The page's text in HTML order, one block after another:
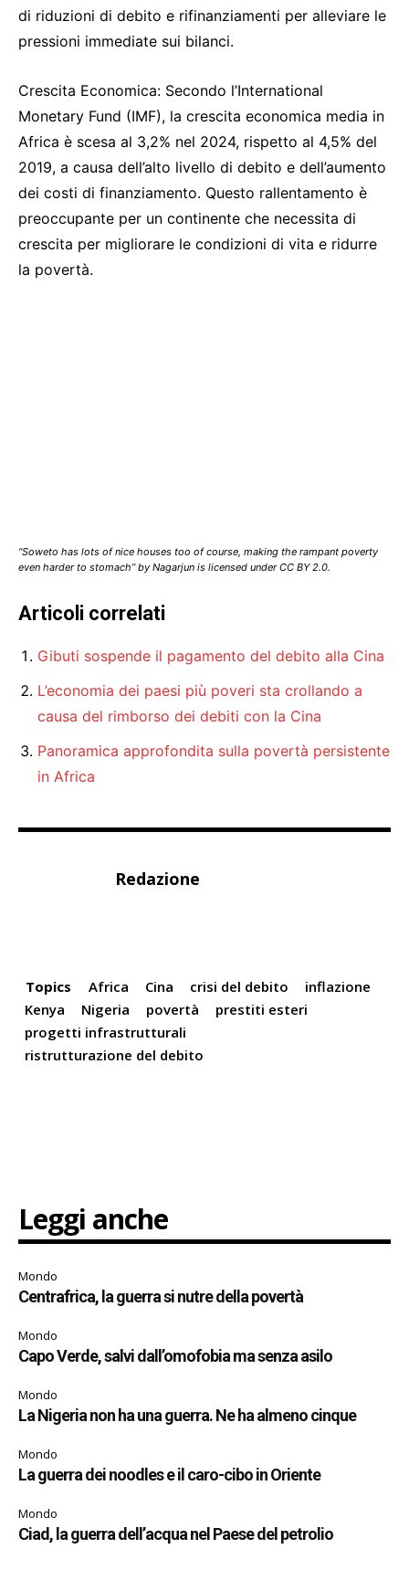
di riduzioni di debito e rifinanziamenti per alleviare le
pressioni immediate sui bilanci.
Crescita Economica: Secondo l’International
Monetary Fund (IMF), la crescita economica media in
Africa è scesa al 3,2% nel 2024, rispetto al 4,5% del
2019, a causa dell’alto livello di debito e dell’aumento
dei costi di finanziamento. Questo rallentamento è
preoccupante per un continente che necessita di
crescita per migliorare le condizioni di vita e ridurre
la povertà.
“Soweto has lots of nice houses too of course, making the rampant poverty
even harder to stomach” by Nagarjun is licensed under CC BY 2.0.
Articoli correlati
Gibuti sospende il pagamento del debito alla Cina
L’economia dei paesi più poveri sta crollando a
causa del rimborso dei debiti con la Cina
Panoramica approfondita sulla povertà persistente
in Africa
Redazione
Topics Africa Cina crisi del debito
inflazione
Kenya
Nigeria povertà
prestiti esteri
progetti infrastrutturali
ristrutturazione del debito
Leggi anche
Mondo
Centrafrica, la guerra si nutre della povertà
Mondo
Capo Verde, salvi dall’omofobia ma senza asilo
Mondo
La Nigeria non ha una guerra. Ne ha almeno cinque
Mondo
La guerra dei noodles e il caro-cibo in Oriente
Mondo
Ciad, la guerra dell’acqua nel Paese del petrolio